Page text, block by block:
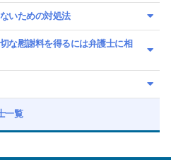
いための対処法
な慰謝料を得るには弁護士に相
一覧